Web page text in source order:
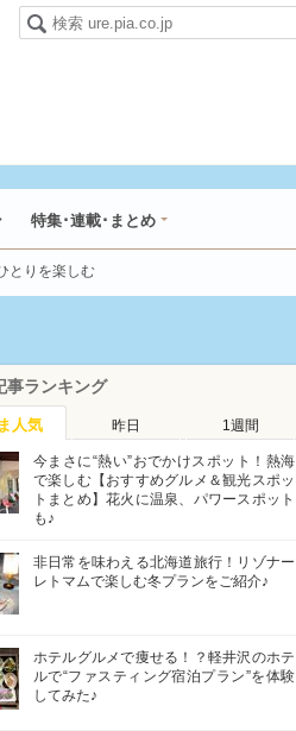
特集･連載･まとめ
とりを楽しむ
事ランキング
人気 昨日 1週間
今まさに“熱い”おでかけスポット！熱海
で楽しむ【おすすめグルメ＆観光スポッ
トまとめ】花火に温泉、パワースポット
も♪
非日常を味わえる北海道旅行！リゾナー
レトマムで楽しむ冬プランをご紹介♪
ホテルグルメで痩せる！？軽井沢のホテ
ルで“ファスティング宿泊プラン”を体験
してみた♪